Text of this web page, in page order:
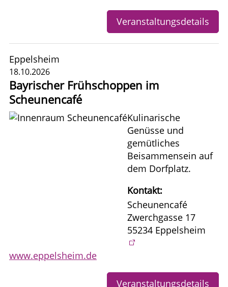
Veranstaltungsdetails
Eppelsheim
18.10.2026
Bayrischer Frühschoppen im
Scheunencafé
Kulinarische
Genüsse und
gemütliches
Beisammensein auf
dem Dorfplatz.
Kontakt:
Scheunencafé
Zwerchgasse 17
55234 Eppelsheim
www.eppelsheim.de
Veranstaltungsdetails